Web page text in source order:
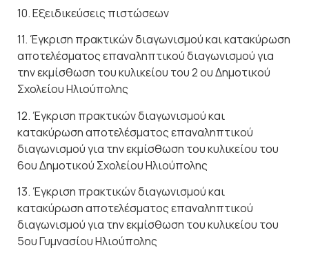
10. Εξειδικεύσεις πιστώσεων
11. Έγκριση πρακτικών διαγωνισμού και κατακύρωση
αποτελέσματος επαναληπτικού διαγωνισμού για
την εκμίσθωση του κυλικείου του 2 ου Δημοτικού
Σχολείου Ηλιούπολης
12. Έγκριση πρακτικών διαγωνισμού και
κατακύρωση αποτελέσματος επαναληπτικού
διαγωνισμού για την εκμίσθωση του κυλικείου του
6ου Δημοτικού Σχολείου Ηλιούπολης
13. Έγκριση πρακτικών διαγωνισμού και
κατακύρωση αποτελέσματος επαναληπτικού
διαγωνισμού για την εκμίσθωση του κυλικείου του
5ου Γυμνασίου Ηλιούπολης